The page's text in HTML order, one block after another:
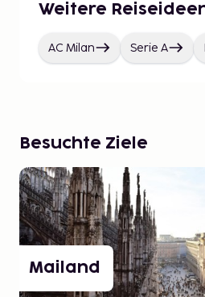
Weitere
AC Milan Serie A
Besuchte Ziele
Mailand